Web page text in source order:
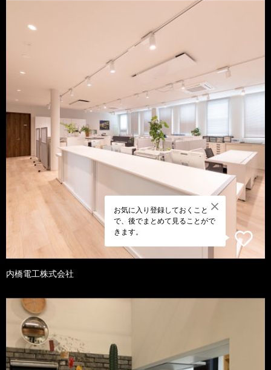
お気に入り登録しておくこと
で、後でまとめて見ることがで
きます。
内橋電工株式会社